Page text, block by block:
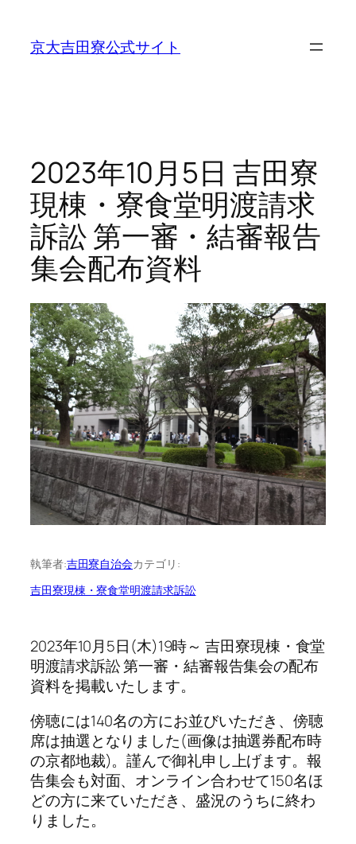
京大吉田寮公式サイト
2023年10月5日 吉田寮
現棟・寮食堂明渡請求
訴訟 第一審・結審報告
集会配布資料
執筆者:吉田寮自治会カテゴリ:
吉田寮現棟・寮食堂明渡請求訴訟
2023年10月5日(木)19時～ 吉田寮現棟・食堂
明渡請求訴訟 第一審・結審報告集会の配布
資料を掲載いたします。
傍聴には140名の方にお並びいただき、傍聴
席は抽選となりました(画像は抽選券配布時
の京都地裁)。謹んで御礼申し上げます。報
告集会も対面、オンライン合わせて150名ほ
どの方に来ていただき、盛況のうちに終わ
りました。